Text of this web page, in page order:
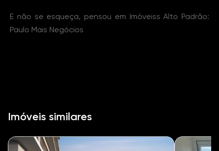
E não se esqueça, pensou em Imóveiss Alto Padrão:
Paulo Mais Negócios
Imóveis similares